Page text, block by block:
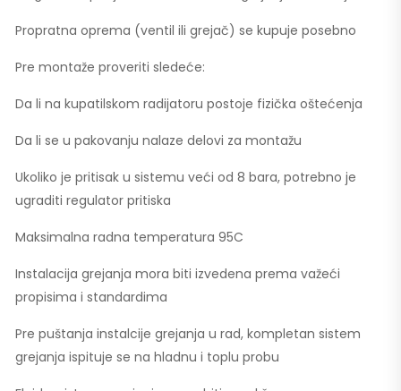
Propratna oprema (ventil ili grejač) se kupuje posebno
Pre montaže proveriti sledeće:
Da li na kupatilskom radijatoru postoje fizička oštećenja
Da li se u pakovanju nalaze delovi za montažu
Ukoliko je pritisak u sistemu veći od 8 bara, potrebno je
ugraditi regulator pritiska
Maksimalna radna temperatura 95C
Instalacija grejanja mora biti izvedena prema važeći
propisima i standardima
Pre puštanja instalcije grejanja u rad, kompletan sistem
grejanja ispituje se na hladnu i toplu probu